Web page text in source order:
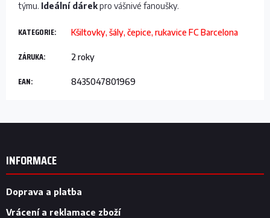
týmu. Ideální dárekpro vášnivé fanoušky.
KATEGORIE: Kšiltovky, šály, čepice, rukavice FC Barcelona
ZÁRUKA: 2 roky
EAN: 8435047801969
Z
INFORMACE
Doprava a platba
Vrácení a reklamace zboží